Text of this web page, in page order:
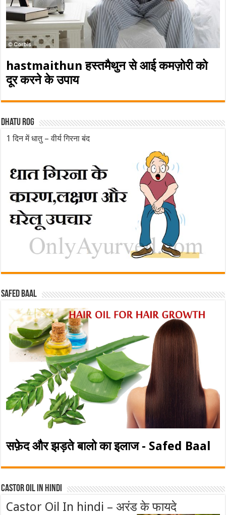
hastmaithun हस्तमैथुन से आई कमज़ोरी को
दूर करने के उपाय
Dhatu rog
1 दिन में धातु – वीर्य गिरना बंद
Safed baal
सफ़ेद और झड़ते बालो का इलाज - Safed Baal
Castor Oil In Hindi
Castor Oil In hindi – अरंड के फायदे